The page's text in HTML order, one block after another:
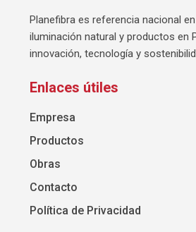
Planefibra es referencia nacional
iluminación natural y productos en
innovación, tecnología y
Enlaces útiles
Empresa
Productos
Obras
Contacto
Política de Privacidad